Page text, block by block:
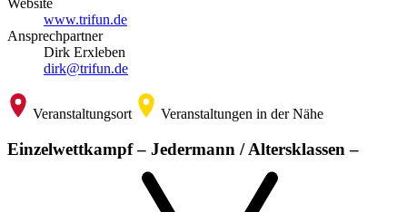
Website
www.trifun.de
Ansprechpartner
Dirk Erxleben
dirk@trifun.de
Veranstaltungsort Veranstaltungen in der Nähe
Einzelwettkampf – Jedermann / Altersklassen –